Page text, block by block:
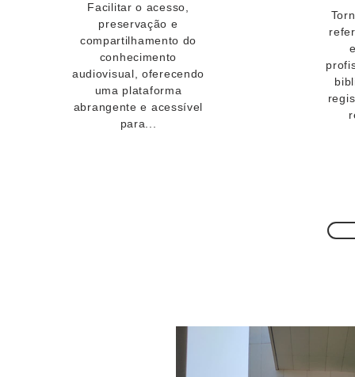
Facilitar o acesso,
preservação e
compartilhamento do
conhecimento
audiovisual, oferecendo
uma plataforma
abrangente e acessível
para...